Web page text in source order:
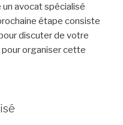
avocat spécialisé
étape consiste
discuter de votre
pour organiser cette